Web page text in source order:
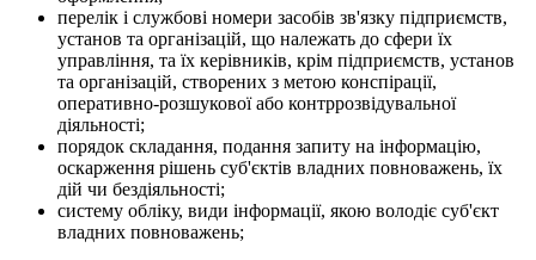
перелік і службові номери засобів зв'язку підприємств,
установ та організацій, що належать до сфери їх
управління, та їх керівників, крім підприємств, установ
та організацій, створених з метою конспірації,
оперативно-розшукової або контррозвідувальної
діяльності;
порядок складання, подання запиту на інформацію,
оскарження рішень суб'єктів владних повноважень, їх
дій чи бездіяльності;
систему обліку, види інформації, якою володіє суб'єкт
владних повноважень;